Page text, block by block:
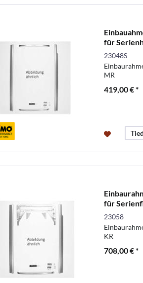
für
23048S
MR
419,00 € *
für
23058
KR
708,00 € *